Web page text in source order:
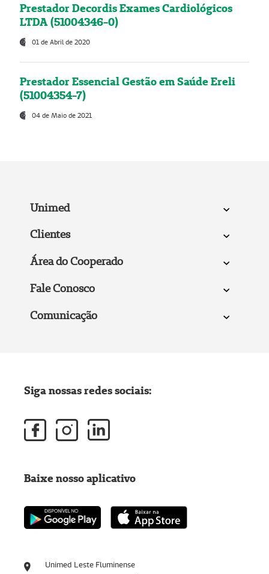
Prestador Decordis Exames Cardiológicos
LTDA (51004346-0)
01 de Abril de 2020
Prestador Essencial Gestão em Saúde Ereli
(51004354-7)
04 de Maio de 2021
Unimed
Clientes
Área do Cooperado
Fale Conosco
Comunicação
Unimed Leste Fluminense
Siga nossas redes sociais:
Baixe nosso aplicativo